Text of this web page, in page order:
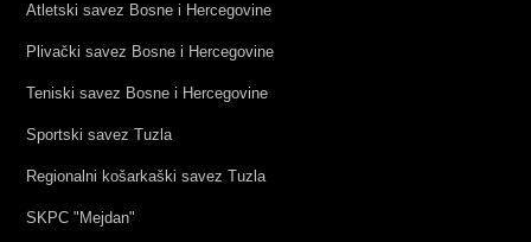
Atletski savez Bosne i Hercegovine
Plivački savez Bosne i Hercegovine
Teniski savez Bosne i Hercegovine
Sportski savez Tuzla
Regionalni košarkaški savez Tuzla
SKPC "Mejdan"